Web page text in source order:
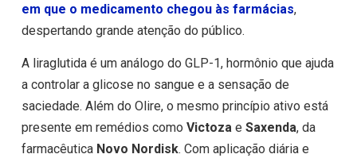
em que o medicamento chegou às farmácias,
despertando grande atenção do público.
A liraglutida é um análogo do GLP-1, hormônio que ajuda
a controlar a glicose no sangue e a sensação de
saciedade. Além do Olire, o mesmo princípio ativo está
presente em remédios como Victozae Saxenda, da
farmacêutica Novo Nordisk. Com aplicação diária e